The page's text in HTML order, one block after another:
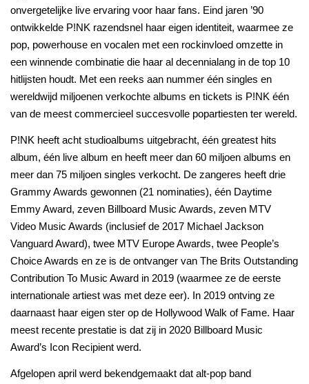
onvergetelijke live ervaring voor haar fans. Eind jaren ’90
ontwikkelde P!NK razendsnel haar eigen identiteit, waarmee ze
pop, powerhouse en vocalen met een rockinvloed omzette in
een winnende combinatie die haar al decennialang in de top 10
hitlijsten houdt. Met een reeks aan nummer één singles en
wereldwijd miljoenen verkochte albums en tickets is P!NK één
van de meest commercieel succesvolle popartiesten ter wereld.
P!NK heeft acht studioalbums uitgebracht, één greatest hits
album, één live album en heeft meer dan 60 miljoen albums en
meer dan 75 miljoen singles verkocht. De zangeres heeft drie
Grammy Awards gewonnen (21 nominaties), één Daytime
Emmy Award, zeven Billboard Music Awards, zeven MTV
Video Music Awards (inclusief de 2017 Michael Jackson
Vanguard Award), twee MTV Europe Awards, twee People’s
Choice Awards en ze is de ontvanger van The Brits Outstanding
Contribution To Music Award in 2019 (waarmee ze de eerste
internationale artiest was met deze eer). In 2019 ontving ze
daarnaast haar eigen ster op de Hollywood Walk of Fame. Haar
meest recente prestatie is dat zij in 2020 Billboard Music
Award’s Icon Recipient werd.
Afgelopen april werd bekendgemaakt dat alt-pop band